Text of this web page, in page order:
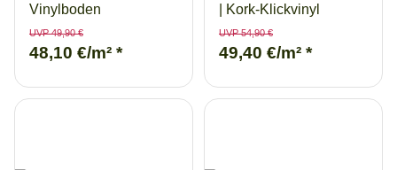
Vinylboden
UVP 49,90 €
48,10 €/m² *
| Kork-Klickvinyl
UVP 54,90 €
49,40 €/m² *